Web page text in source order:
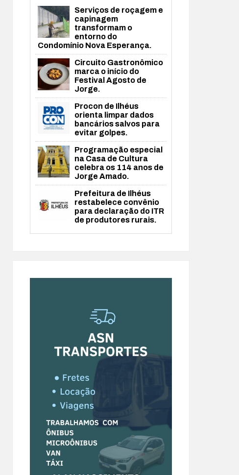
Serviços de roçagem e
capinagem
transformam o
entorno do
Condomínio Nova Esperança.
Circuito Gastronômico
marca o início do
Festival Agosto de
Jorge.
Procon de Ilhéus
orienta limpar dados
bancários salvos para
evitar golpes.
Programação especial
na Casa de Cultura
celebra os 114 anos de
Jorge Amado.
Prefeitura de Ilhéus
restabelece convênio
para declaração do ITR
de produtores rurais.